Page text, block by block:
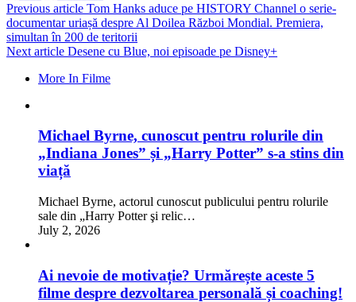
Previous article Tom Hanks aduce pe HISTORY Channel o serie-
documentar uriașă despre Al Doilea Război Mondial. Premiera,
simultan în 200 de teritorii
Next article Desene cu Blue, noi episoade pe Disney+
More In Filme
Michael Byrne, cunoscut pentru rolurile din
„Indiana Jones” și „Harry Potter” s-a stins din
viață
Michael Byrne, actorul cunoscut publicului pentru rolurile
sale din „Harry Potter şi relic…
July 2, 2026
Ai nevoie de motivație? Urmărește aceste 5
filme despre dezvoltarea personală și coaching!